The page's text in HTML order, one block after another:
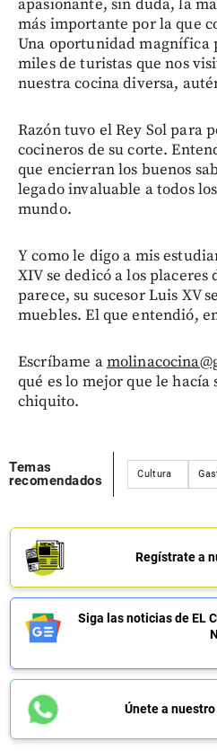
apasionante, sin duda, la
más importante por la que
Una oportunidad magnífica
miles de turistas que nos
nuestra cocina diversa,
Razón tuvo el Rey Sol para
cocineros de su corte.
que encierran los buenos
legado invaluable a todos
mundo.
Y como le digo a mis
XIV se dedicó a los placeres
parece, su sucesor Luis XV
muebles. El que entendió,
Escríbame a
qué es lo mejor que le hacía
chiquito.
Temas
recomendados
Cultura
Regístrate a
Siga las noticias de EL
Únete a